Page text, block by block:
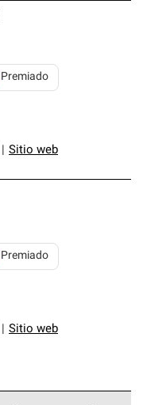
Sitio web
Premiado
Sitio web
Premiado